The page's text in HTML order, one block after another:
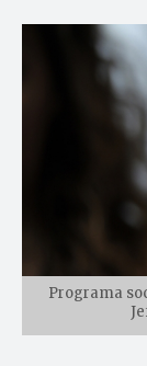
Programa